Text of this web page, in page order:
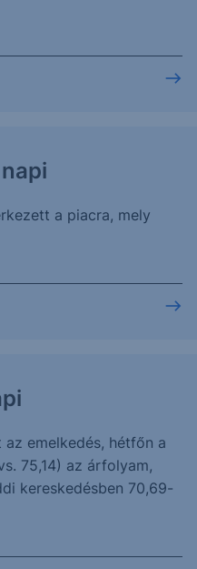
a piacra, mely
emelkedés, hétfőn a
75,14) az árfolyam,
kereskedésben 70,69-